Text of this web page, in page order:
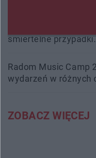
śmiertelne
Radom Music Camp
wydarzeń w różnych
ZOBACZ WIĘCEJ